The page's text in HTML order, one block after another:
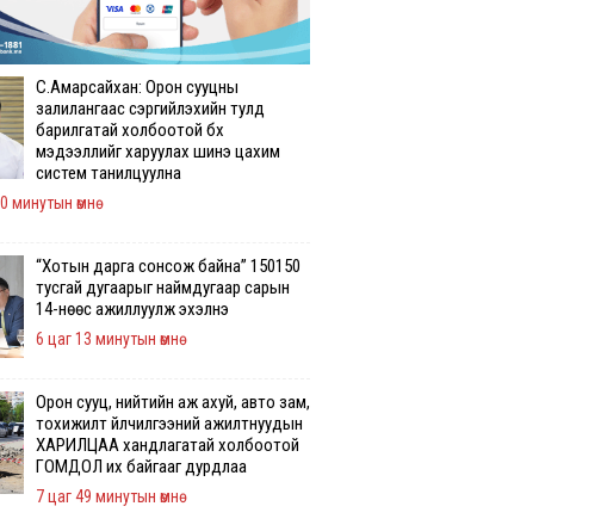
С.Амарсайхан: Орон сууцны
залилангаас сэргийлэхийн тулд
барилгатай холбоотой бүх
мэдээллийг харуулах шинэ цахим
систем танилцуулна
минутын өмнө
“Хотын дарга сонсож байна” 150150
тусгай дугаарыг наймдугаар сарын
14-нөөс ажиллуулж эхэлнэ
6 цаг 13 минутын өмнө
Орон сууц, нийтийн аж ахуй, авто зам,
тохижилт үйлчилгээний ажилтнуудын
ХАРИЛЦАА хандлагатай холбоотой
ГОМДОЛ их байгааг дурдлаа
7 цаг 49 минутын өмнө